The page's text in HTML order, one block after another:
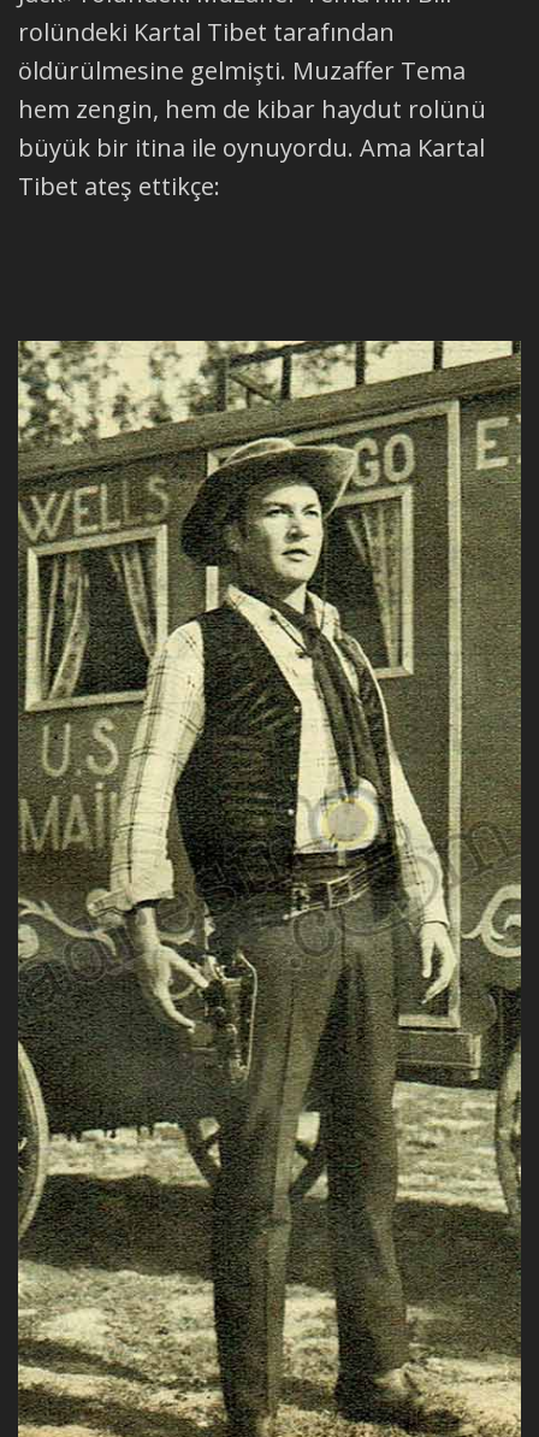
rolündeki Kartal Tibet tarafından
öldürülmesine gelmişti. Muzaffer Tema
hem zengin, hem de kibar haydut rolünü
büyük bir itina ile oynuyordu. Ama Kartal
Tibet ateş ettikçe: